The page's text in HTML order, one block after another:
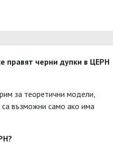
правят черни дупки в ЦЕРН
за теоретични модели,
са възможни само ако има